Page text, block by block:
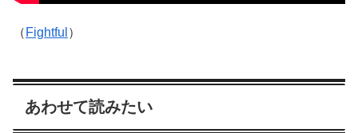
（ Fightful ）
あわせて読みたい